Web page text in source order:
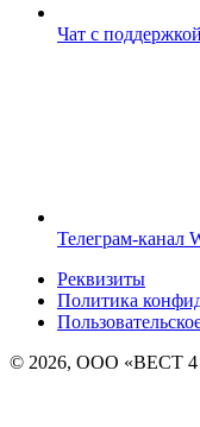
Чат с поддержкой
Телеграм-канал
Реквизиты
Политика
© 2026, ООО «ВЕСТ 4